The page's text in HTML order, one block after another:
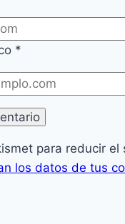
*
para reducir el
los datos de tus